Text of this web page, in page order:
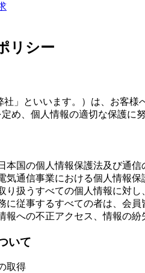
リシー
社」といいます。）は、お客
め、個人情報の適切な保護に
本国の個人情報保護法及び通
気通信事業における個人情報
り扱うすべての個人情報に対し
に従事するすべての者は、会
報への不正アクセス、情報の
いて
取得